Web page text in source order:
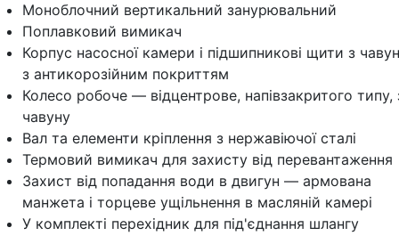
Моноблочний вертикальний занурювальний
Поплавковий вимикач
Корпус насосної камери і підшипникові щити з
з антикорозійним покриттям
Колесо робоче — відцентрове, напівзакритого типу,
чавуну
Вал та елементи кріплення з нержавіючої сталі
Термовий вимикач для захисту від перевантаження
Захист від попадання води в двигун — армована
манжета і торцеве ущільнення в масляній камері
У комплекті перехідник для під'єднання шлангу